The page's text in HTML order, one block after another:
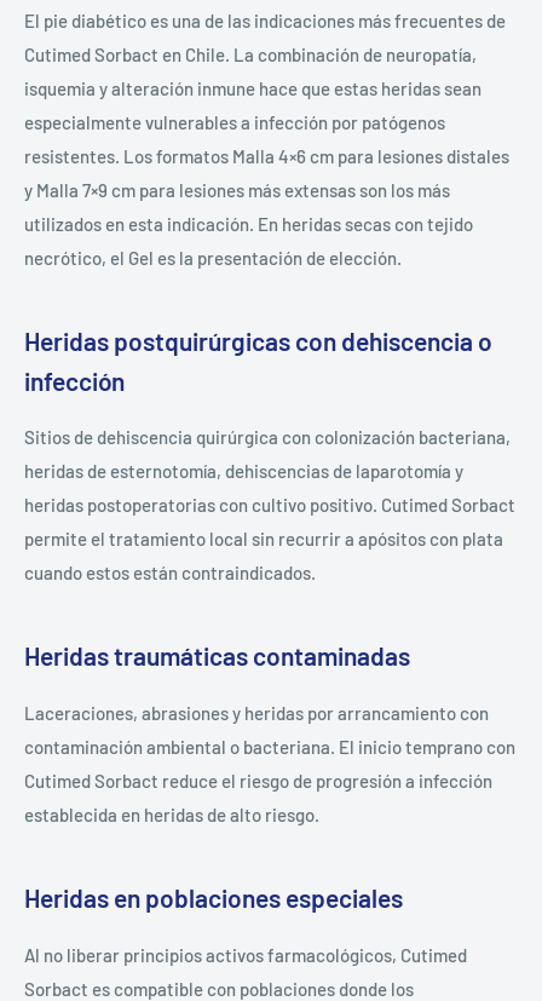
El pie diabético es una de las indicaciones más frecuentes de
Cutimed Sorbact en Chile. La combinación de neuropatía,
isquemia y alteración inmune hace que estas heridas sean
especialmente vulnerables a infección por patógenos
resistentes. Los formatos Malla 4×6 cm para lesiones distales
y Malla 7×9 cm para lesiones más extensas son los más
utilizados en esta indicación. En heridas secas con tejido
necrótico, el Gel es la presentación de elección.
Heridas postquirúrgicas con dehiscencia o
infección
Sitios de dehiscencia quirúrgica con colonización bacteriana,
heridas de esternotomía, dehiscencias de laparotomía y
heridas postoperatorias con cultivo positivo. Cutimed Sorbact
permite el tratamiento local sin recurrir a apósitos con plata
cuando estos están contraindicados.
Heridas traumáticas contaminadas
Laceraciones, abrasiones y heridas por arrancamiento con
contaminación ambiental o bacteriana. El inicio temprano con
Cutimed Sorbact reduce el riesgo de progresión a infección
establecida en heridas de alto riesgo.
Heridas en poblaciones especiales
Al no liberar principios activos farmacológicos, Cutimed
Sorbact es compatible con poblaciones donde los